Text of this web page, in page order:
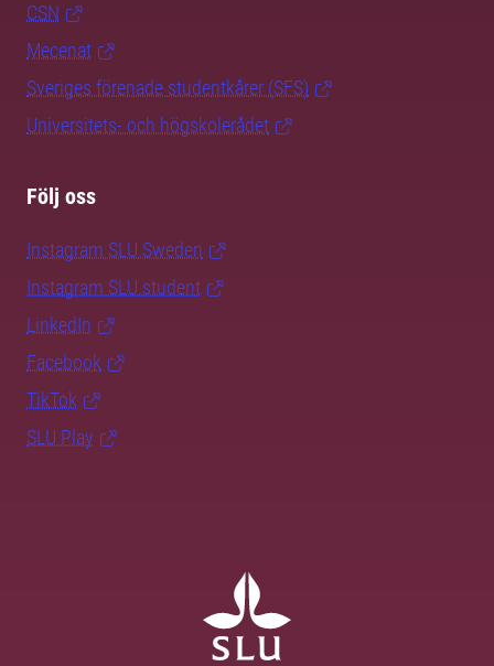
CSN
Mecenat
Sveriges förenade studentkårer (SFS)
Universitets- och högskolerådet
Följ oss
Instagram SLU.Sweden
Instagram SLU.student
LinkedIn
Facebook
TikTok
SLU Play